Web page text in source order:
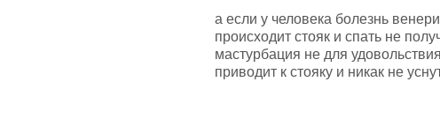
а если у человека болезнь
происходит стояк и спать не
мастурбация не для
приводит к стояку и никак не